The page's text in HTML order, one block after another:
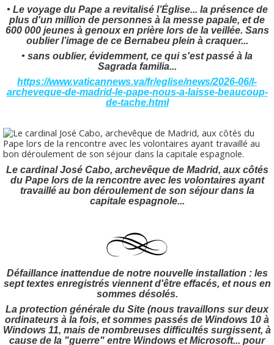
• Le voyage du Pape a revitalisé l’Église... la présence de
plus d'un million de personnes à la messe papale, et de
600 000 jeunes à genoux en prière lors de la veillée. Sans
oublier l’image de ce Bernabeu plein à craquer...
• sans oublier, évidemment, ce qui s'est passé à la
Sagrada familia...
https://www.vaticannews.va/fr/eglise/news/2026-06/l-
archeveque-de-madrid-le-pape-nous-a-laisse-beaucoup-
de-tache.html
Le cardinal José Cabo, archevêque de Madrid, aux côtés
du Pape lors de la rencontre avec les volontaires ayant
travaillé au bon déroulement de son séjour dans la
capitale espagnole...
Défaillance inattendue de notre nouvelle installation : les
sept textes enregistrés viennent d'être effacés, et nous en
sommes désolés.
La protection générale du Site (nous travaillons sur deux
ordinateurs à la fois, et sommes passés de Windows 10 à
Windows 11, mais de nombreuses difficultés surgissent, à
cause de la "guerre" entre Windows et Microsoft... pour